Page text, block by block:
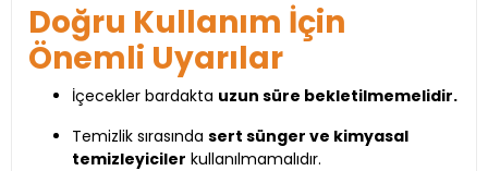
Doğru Kullanım İçin
Önemli Uyarılar
İçecekler bardakta uzun süre bekletilmemelidir.
Temizlik sırasında sert sünger ve kimyasal
temizleyiciler kullanılmamalıdır.